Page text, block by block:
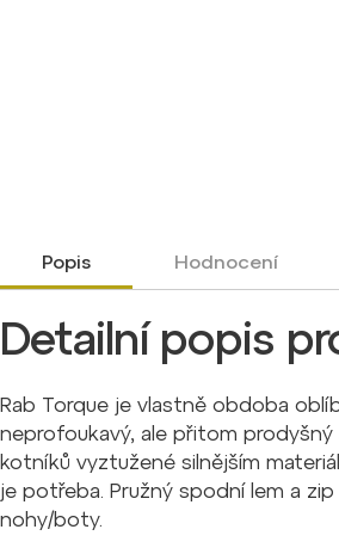
Popis Hodnocení
Detailní popis
Rab Torque je vlastně obdoba
neprofoukavý, ale přitom
kotníků vyztužené silnějším
je potřeba. Pružný spodní lem a
nohy/boty.